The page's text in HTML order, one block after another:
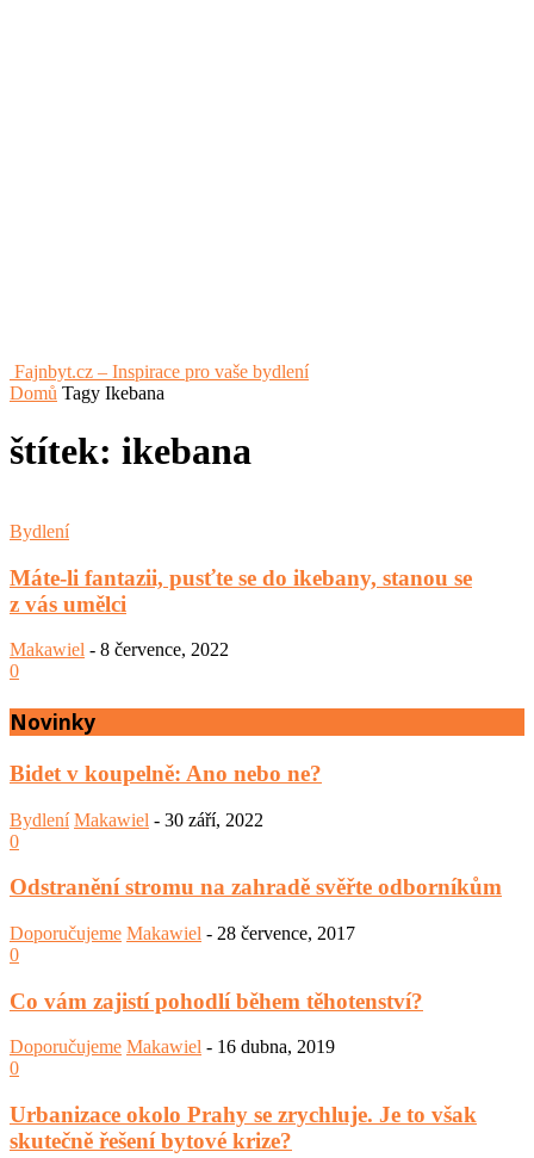
Fajnbyt.cz – Inspirace pro vaše bydlení
Domů Tagy Ikebana
štítek: ikebana
Bydlení
Máte-li fantazii, pusťte se do ikebany, stanou se
z vás umělci
Makawiel - 8 července, 2022
0
Novinky
Bidet v koupelně: Ano nebo ne?
Bydlení Makawiel - 30 září, 2022
0
Odstranění stromu na zahradě svěřte odborníkům
Doporučujeme Makawiel - 28 července, 2017
0
Co vám zajistí pohodlí během těhotenství?
Doporučujeme Makawiel - 16 dubna, 2019
0
Urbanizace okolo Prahy se zrychluje. Je to však
skutečně řešení bytové krize?